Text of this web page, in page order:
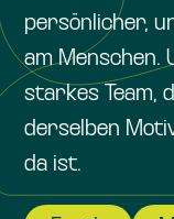
persönlicher,
am Menschen.
starkes Team,
derselben
da ist.